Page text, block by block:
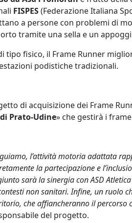
FISPES(Federazione Italiana
a persone con problemi di
tramite una sella e un
tipo fisico, il Frame Runner
podistiche tradizionali.
di acquisizione dei Frame
Prato-Udine» che gestirà i
l’attività motoria adattata
la partecipazione e
sarà la sinergia con ASD
non sanitari. Infine, un ruolo
che affiancheranno il
del progetto.